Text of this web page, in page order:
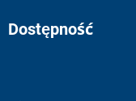
Dostępność